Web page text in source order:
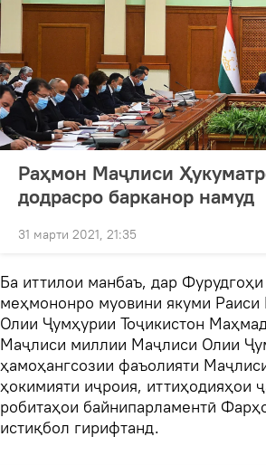
Раҳмон Маҷлиси
додрасро барканор намуд
31 марти 2021, 21:35
Ба иттилои манбаъ, дар
меҳмононро муовини якуми
Олии Ҷумҳурии Тоҷикистон
Маҷлиси миллии Маҷлиси Олии
ҳамоҳангсозии фаъолияти
ҳокимияти иҷроия, иттиҳодияҳои
робитаҳои байнипарламентӣ
истиқбол гирифтанд.